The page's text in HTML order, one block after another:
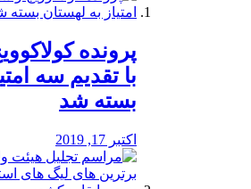
پرونده
با تقدیم سه
بسته شد
اکتبر 17, 2019